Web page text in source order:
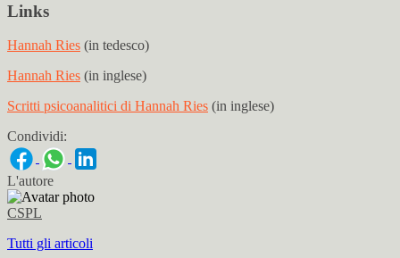
Links
Hannah Ries (in tedesco)
Hannah Ries (in inglese)
Scritti psicoanalitici di Hannah Ries (in inglese)
Condividi:
L'autore
CSPL
Tutti gli articoli